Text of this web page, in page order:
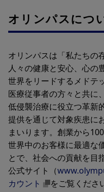
オリンパスにつ
オリンパスは「私たちの
人々の健康と安心、心の
世界をリードするメドテ
医療従事者の方々と共に
低侵襲治療に役立つ革新
提供を通じて対象疾患に
まいります。創業から
世界中のお客様に最適な
とで、社会への貢献を目
公式サイト（
カウント
をご覧くださ